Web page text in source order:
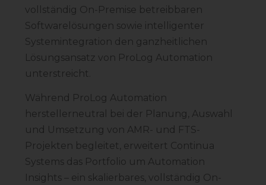
vollständig On-Premise betreibbaren
Softwarelösungen sowie intelligenter
Systemintegration den ganzheitlichen
Lösungsansatz von ProLog Automation
unterstreicht.
Während ProLog Automation
herstellerneutral bei der Planung, Auswahl
und Umsetzung von AMR- und FTS-
Projekten begleitet, erweitert Continua
Systems das Portfolio um Automation
Insights – ein skalierbares, vollständig On-